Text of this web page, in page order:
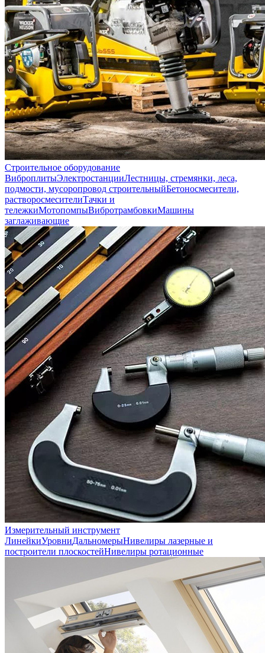
Строительное оборудование
ВиброплитыЭлектростанцииЛестницы, стремянки, леса,
подмости, мусоропровод строительныйБетоносмесители,
растворосмесителиТачки и
тележкиМотопомпыВибротрамбовкиМашины
заглаживающие
Измерительный инструмент
ЛинейкиУровниДальномерыНивелиры лазерные и
построители плоскостейНивелиры ротационные